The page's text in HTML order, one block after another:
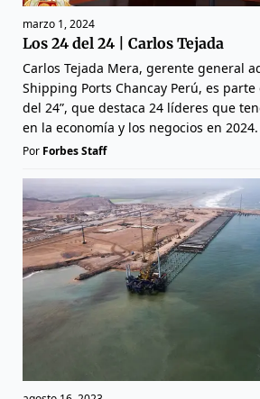
marzo 1, 2024
Los 24 del 24 | Carlos Tejada
Carlos Tejada Mera, gerente general
Shipping Ports Chancay Perú, es parte
del 24”, que destaca 24 líderes que
en la economía y los negocios en 2024.
Por Forbes Staff